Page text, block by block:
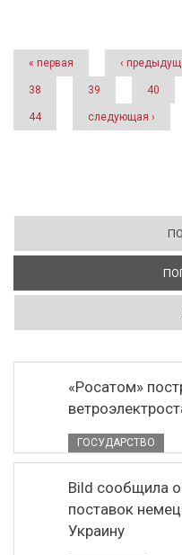
Страницы
« первая ‹
38 39 40
44 следующая ›
«Росатом»
ГОСУДАРСТВО
Bild сообщила
поставок
Украину